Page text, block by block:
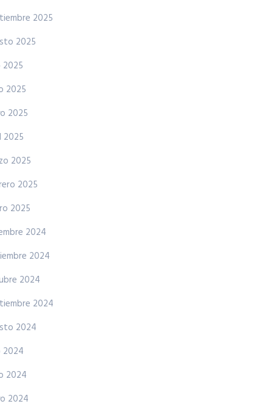
2025
2025
2025
2025
2025
2025
2025
2025
2025
2024
2024
2024
2024
2024
2024
2024
2024